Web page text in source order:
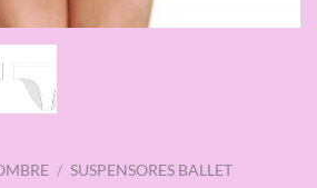
/ SUSPENSORES BALLET